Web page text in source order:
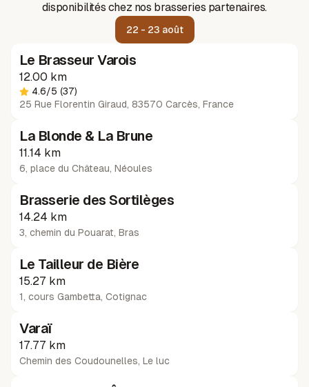
disponibilités chez nos brasseries partenaires.
22 - 23 août
Le Brasseur Varois
12.00 km
4.6/5 (37)
25 Rue Florentin Giraud, 83570 Carcès, France
La Blonde & La Brune
11.14 km
6, place du Château, Néoules
Brasserie des Sortilèges
14.24 km
3, chemin du Pouarat, Bras
Le Tailleur de Bière
15.27 km
1, cours Gambetta, Cotignac
Varaï
17.77 km
Chemin des Coudounelles, Le luc